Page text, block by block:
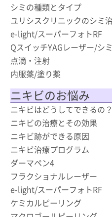
シミの種類とタイプ
ユリシスクリニックのシミ
e-light/スーパーフォトRF
QスイッチYAGレーザー/シ
点滴・注射
内服薬/塗り薬
ニキビのお悩み
ニキビはどうしてできるの？
ニキビの治療とその効果
ニキビ跡ができる原因
ニキビ治療プログラム
ダーマペン4
フラクショナルレーザー
e-light/スーパーフォトRF
ケミカルピーリング